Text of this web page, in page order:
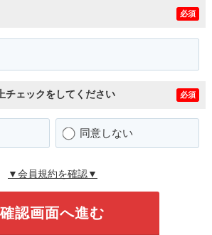
必須
チェックをしてください 必須
同意しない
▼会員規約を確認▼